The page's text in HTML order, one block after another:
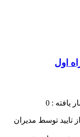
اول
یافته : 0
توسط مدیران